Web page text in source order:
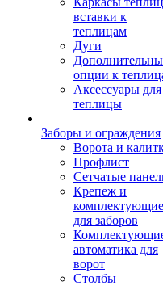
вставки к
теплицам
Дуги
опции к
Аксессуары для
теплицы
Заборы и ограждения
Ворота и
Профлист
Сетчатые
Крепеж и
комплектующие
для заборов
автоматика для
ворот
Столбы